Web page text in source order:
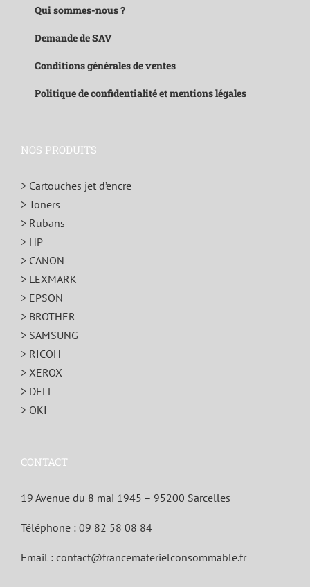
Qui sommes-nous ?
Demande de SAV
Conditions générales de ventes
Politique de confidentialité et mentions légales
NOS PRODUITS
> Cartouches jet d’encre
> Toners
> Rubans
> HP
> CANON
> LEXMARK
> EPSON
> BROTHER
> SAMSUNG
> RICOH
> XEROX
> DELL
> OKI
CONTACT
19 Avenue du 8 mai 1945 – 95200 Sarcelles
Téléphone : 09 82 58 08 84
Email : contact@francematerielconsommable.fr